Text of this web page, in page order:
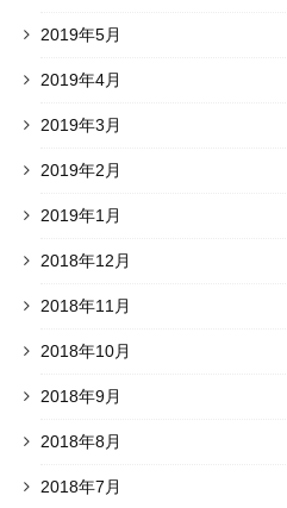
2019年5月
2019年4月
2019年3月
2019年2月
2019年1月
2018年12月
2018年11月
2018年10月
2018年9月
2018年8月
2018年7月